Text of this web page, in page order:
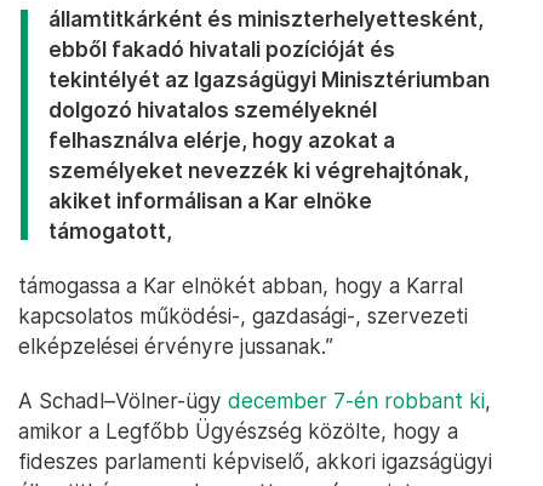
államtitkárként és miniszterhelyettesként,
ebből fakadó hivatali pozícióját és
tekintélyét az Igazságügyi Minisztériumban
dolgozó hivatalos személyeknél
felhasználva elérje, hogy azokat a
személyeket nevezzék ki végrehajtónak,
akiket informálisan a Kar elnöke
támogatott,
támogassa a Kar elnökét abban, hogy a Karral
kapcsolatos működési-, gazdasági-, szervezeti
elképzelései érvényre jussanak.”
A Schadl–Völner-ügy december 7-én robbant ki,
amikor a Legfőbb Ügyészség közölte, hogy a
fideszes parlamenti képviselő, akkori igazságügyi